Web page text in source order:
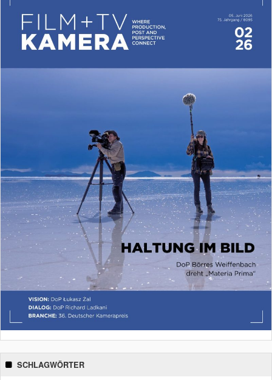
SCHLAGWÖRTER